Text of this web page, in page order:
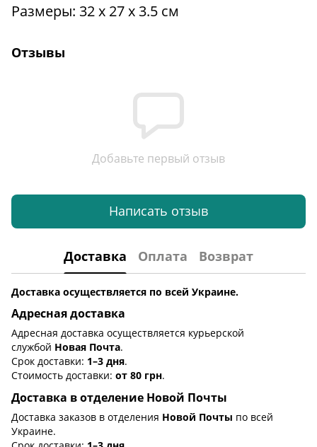
Размеры: 32 x 27 x 3.5 см
Отзывы
Добавьте первый отзыв
Написать отзыв
Доставка Оплата Возврат
Доставка осуществляется по всей Украине.
Адресная доставка
Адресная доставка осуществляется курьерской
службой Новая Почта.
Срок доставки: 1–3 дня.
Стоимость доставки: от 80 грн.
Доставка в отделение Новой Почты
Доставка заказов в отделения Новой Почты по всей
Украине.